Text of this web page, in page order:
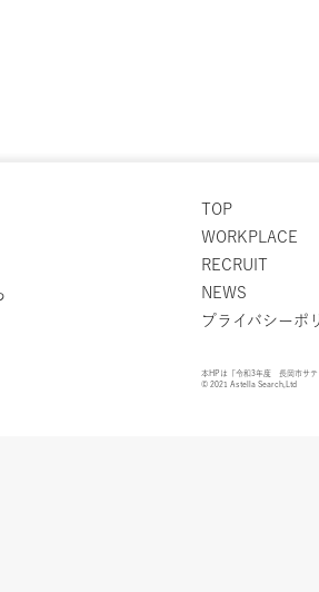
TOP
WORKPLACE
RECRUIT
NEWS
プライバシーポ
本HPは「令和3年度 長岡市サテ
© 2021 Astella Search,Ltd